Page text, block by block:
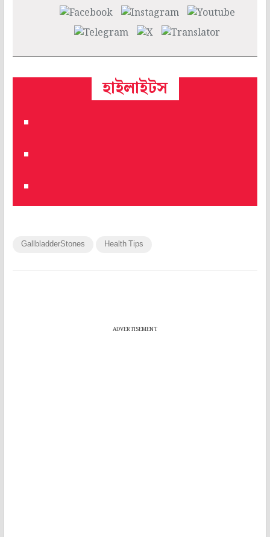
হাইলাইটস
GallbladderStones Health Tips
ADVERTISEMENT